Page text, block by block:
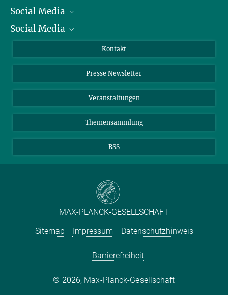
Präsident
Zahlen und Fakten
Meldestelle Fehlverhalten
Social Media
Bluesky
Social Media
YouTube
Kontakt
Presse Newsletter
Veranstaltungen
Themensammlung
RSS
MAX-PLANCK-GESELLSCHAFT
Sitemap
Impressum Datenschutzhinweis
Barrierefreiheit
2026, Max-Planck-Gesellschaft